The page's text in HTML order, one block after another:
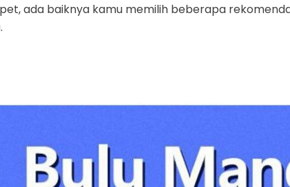
ada baiknya kamu memilih beberapa